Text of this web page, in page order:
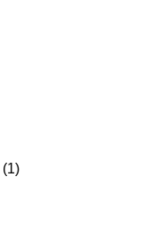
(1)